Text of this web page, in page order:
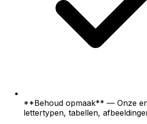
**Behoud opmaak** — Onze
lettertypen, tabellen,